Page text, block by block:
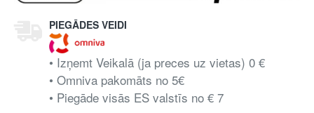
PIEGĀDES VEIDI
• Izņemt Veikalā (ja preces uz vietas) 0 €
• Omniva pakomāts no 5€
• Piegāde visās ES valstīs no € 7